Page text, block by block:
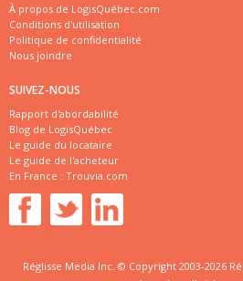
À propos de LogisQuébec.com
Conditions d'utilisation
Politique de confidentialité
Nous joindre
SUIVEZ-NOUS
Rapport d'abordabilité
Blog de LogisQuébec
Le guide du locataire
Le guide de l'acheteur
En France : Trouvia.com
Réglisse Media Inc. © Copyright 2003-2026